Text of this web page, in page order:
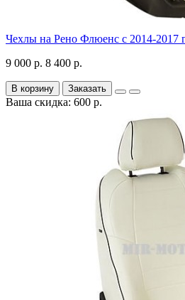
Чехлы на Рено Флюенс с 2014-2017
9 000 р. 8 400 р.
В корзину Заказать
Ваша скидка: 600 р.